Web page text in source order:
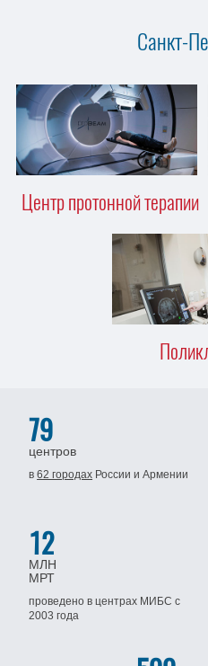
Санкт-
Центр протонной терапии
79
центров
в62 городах Россиии Армении
12
МЛН
МРТ
проведено в центрах МИБСс
2003 года